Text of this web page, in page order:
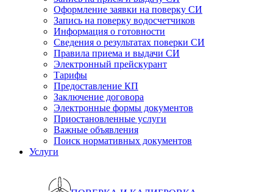
Оформление заявки на поверку СИ
Запись на поверку водосчетчиков
Информация о готовности
Сведения о результатах поверки СИ
Правила приема и выдачи СИ
Электронный прейскурант
Тарифы
Предоставление КП
Заключение договора
Электронные формы документов
Приостановленные услуги
Важные объявления
Поиск нормативных документов
Услуги